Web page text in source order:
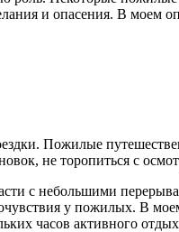
и опасения. В моем
Пожилые
не торопиться с
с небольшими
у пожилых. В
часов активного